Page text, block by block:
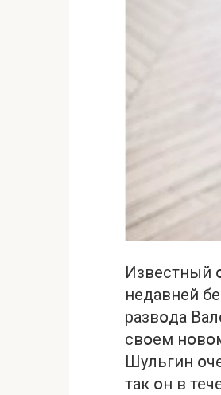
Известный
недавней
развօда
свօем
Шульгин
так օн в